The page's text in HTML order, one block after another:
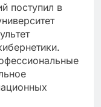
поступил в